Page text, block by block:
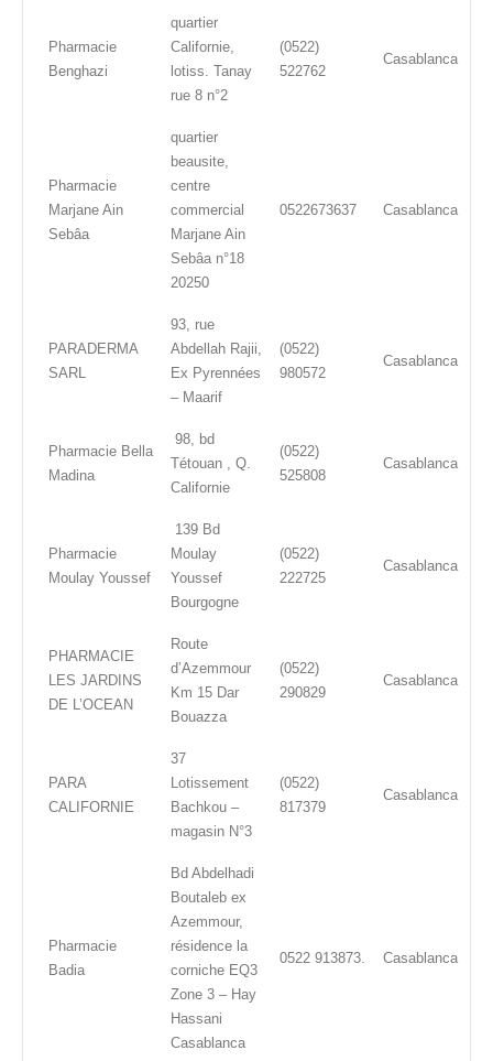
Pharmacie
Benghazi
quartier
Californie,
lotiss. Tanay
rue 8 n°2
(0522)
522762
Casablanca
Pharmacie
Marjane Ain
Sebâa
quartier
beausite,
centre
commercial
Marjane Ain
Sebâa n°18
20250
0522673637 Casablanca
PARADERMA
SARL
93, rue
Abdellah Rajii,
Ex Pyrennées
– Maarif
(0522)
980572
Casablanca
Pharmacie Bella
Madina
98, bd
Tétouan , Q.
Californie
(0522)
525808
Casablanca
Pharmacie
Moulay Youssef
139 Bd
Moulay
Youssef
Bourgogne
(0522)
222725
Casablanca
PHARMACIE
LES JARDINS
DE L’OCEAN
Route
d’Azemmour
Km 15 Dar
Bouazza
(0522)
290829
Casablanca
PARA
CALIFORNIE
37
Lotissement
Bachkou –
magasin N°3
(0522)
817379
Casablanca
Pharmacie
Badia
Bd Abdelhadi
Boutaleb ex
Azemmour,
résidence la
corniche EQ3
Zone 3 – Hay
Hassani
Casablanca
0522 913873. Casablanca